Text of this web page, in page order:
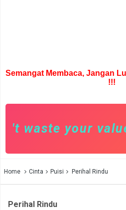
Semangat Membaca, Jangan
!!!
waste your
Home Cinta Puisi Perihal Rindu
Perihal Rindu